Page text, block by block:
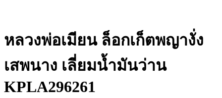
หลวงพ่อเมียน ล็อกเก็ตพญางั่ง
เสพนาง เลี่ยมน้ำมันว่าน
KPLA296261